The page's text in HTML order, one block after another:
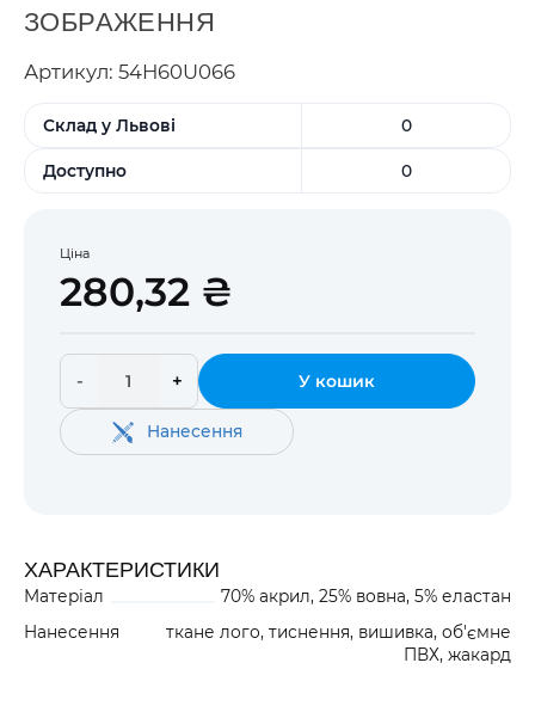
ЗОБРАЖЕННЯ
Артикул: 54H60U066
Склад у Львові 0
Доступно 0
Ціна
280,32 ₴
- + У кошик
Нанесення
ХАРАКТЕРИСТИКИ
Матеріал
70% акрил, 25% вовна, 5% еластан
Нанесення
ткане лого, тиснення, вишивка, об'ємне
ПВХ, жакард